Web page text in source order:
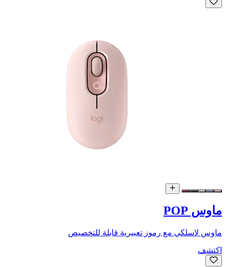
ماوس POP
ماوس لاسلكي مع رموز تعبيرية قابلة للتخصيص
اكتشف